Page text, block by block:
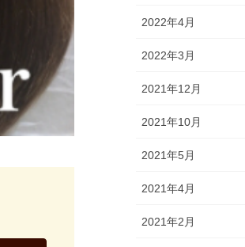
2022年4月
2022年3月
2021年12月
2021年10月
2021年5月
2021年4月
2021年2月